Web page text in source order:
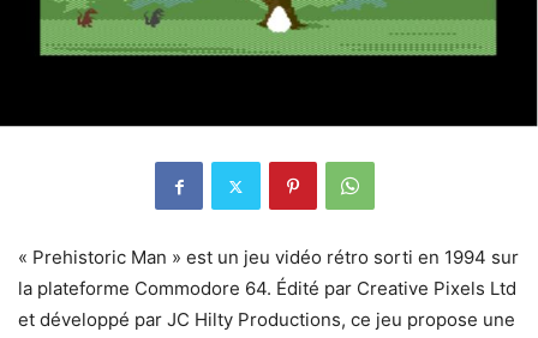
« Prehistoric Man » est un jeu vidéo rétro sorti en 1994 sur
la plateforme Commodore 64. Édité par Creative Pixels Ltd
et développé par JC Hilty Productions, ce jeu propose une